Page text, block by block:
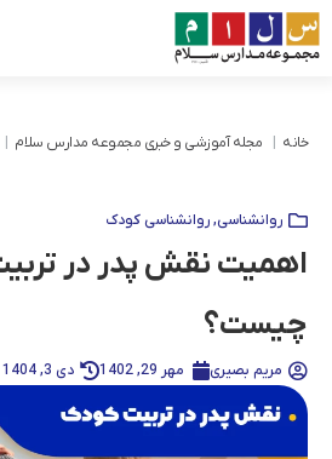
خانه مجله آموزشی و خبری مجموعه مدارس سلام
روانشناسی,روانشناسی کودک
اهمیت نقش پدر در
چیست؟
مریم بصیری مهر 29, 1402 دی 3, 1404